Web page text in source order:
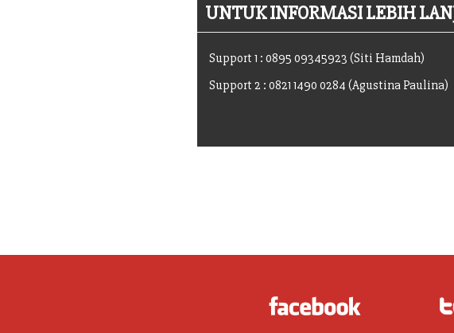
UNTUK INFORMASI LEBIH
Support 1 : 0895 09345923 (Siti Hamdah)
Support 2 : 0821 1490 0284 (Agustina Paulina)